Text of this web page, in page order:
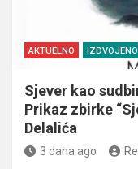
AKTUELNO IZDVOJENO
Sjever kao
Prikaz zbirke
Delalića
3 dana ago